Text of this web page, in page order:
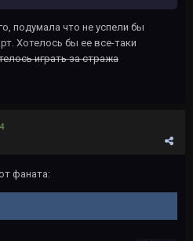
подумала что не успели бы
Хотелось бы ее все-таки
играть за стража
фаната: